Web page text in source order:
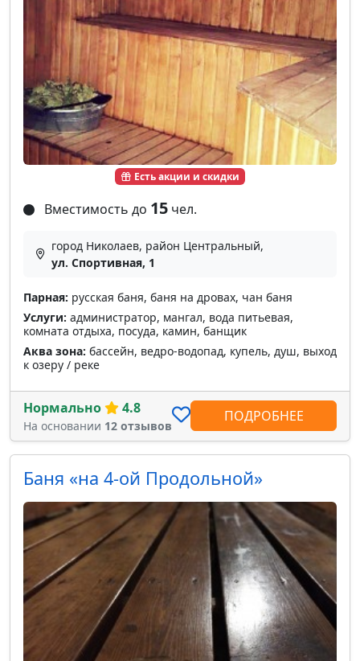
Есть акции и скидки
Вместимость до 15 чел.
город Николаев, район Центральный,
ул. Спортивная, 1
Парная: русская баня, баня на дровах, чан баня
Услуги: администратор, мангал, вода питьевая,
комната отдыха, посуда, камин, банщик
Аква зона: бассейн, ведро-водопад, купель, душ, выход
к озеру / реке
Нормально 4.8
На основании 12 отзывов
ПОДРОБНЕЕ
Баня «на 4-ой Продольной»